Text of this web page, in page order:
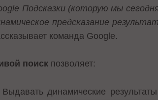
Подсказки (которую мы
предсказание
команда Google.
поиск позволяет:
динамические